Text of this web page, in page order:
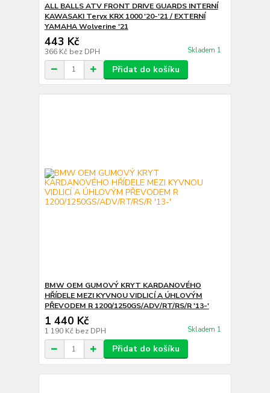
ALL BALLS ATV FRONT DRIVE GUARDS INTERNÍ
KAWASAKI Teryx KRX 1000 '20-'21 / EXTERNÍ
YAMAHA Wolverine '21
443 Kč
366 Kč bez DPH Skladem 1
Přidat do košíku
BMW OEM GUMOVÝ KRYT KARDANOVÉHO
HŘÍDELE MEZI KYVNOU VIDLICÍ A ÚHLOVÝM
PŘEVODEM R 1200/1250GS/ADV/RT/RS/R '13-'
1 440 Kč
1 190 Kč bez DPH Skladem 1
Přidat do košíku